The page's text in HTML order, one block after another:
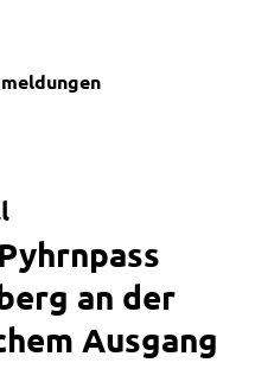
an der
Ausgang